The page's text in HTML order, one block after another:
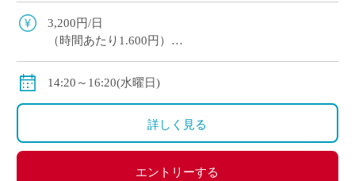
り）※一部マイカー不可の学校あり
3,200円/日
（時間あたり1.600円）
交通費全額支給
＊業務委託契約の報酬モデルを記載しています。
14:20～16:20(水曜日)
詳しく見る
エントリーする